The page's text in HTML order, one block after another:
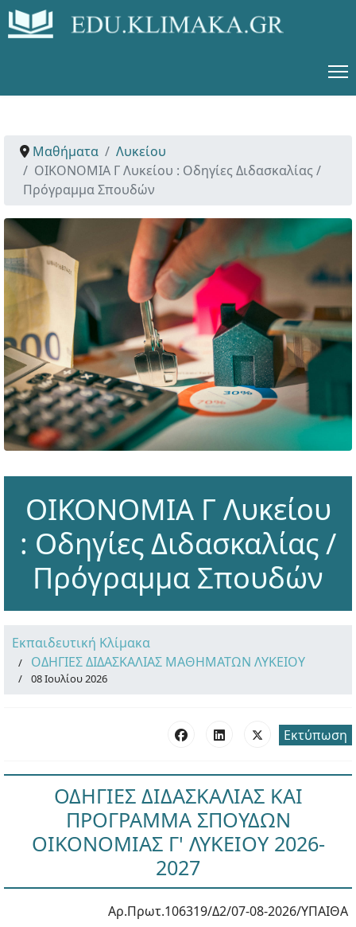
Μαθήματα
Λυκείου
ΟΙΚΟΝΟΜΙΑ Γ Λυκείου : Οδηγίες Διδασκαλίας /
Πρόγραμμα Σπουδών
ΟΙΚΟΝΟΜΙΑ Γ Λυκείου
: Οδηγίες Διδασκαλίας /
Πρόγραμμα Σπουδών
Εκπαιδευτική Κλίμακα
ΟΔΗΓΙΕΣ ΔΙΔΑΣΚΑΛΙΑΣ ΜΑΘΗΜΑΤΩΝ ΛΥΚΕΙΟΥ
08 Ιουλίου 2026
Εκτύπωση
ΟΔΗΓΙΕΣ ΔΙΔΑΣΚΑΛΙΑΣ ΚΑΙ
ΠΡΟΓΡΑΜΜΑ ΣΠΟΥΔΩΝ
ΟΙΚΟΝΟΜΙΑΣ Γ' ΛΥΚΕΙΟΥ 2026-
2027
Αρ.Πρωτ.106319/Δ2/07-08-2026/ΥΠΑΙΘΑ